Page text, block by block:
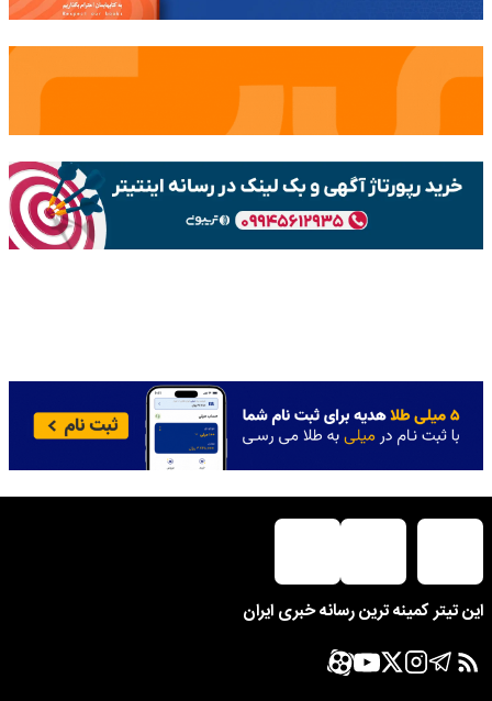
این تیتر کمینه ترین رسانه خبری ایران